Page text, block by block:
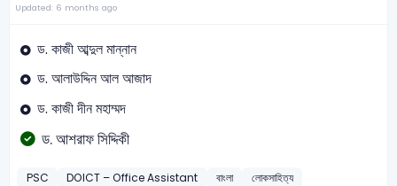
Updated: 6 months ago
ড. কাজী আব্দুল মান্নান
ড. আলাউদ্দিন আল আজাদ
ড. কাজী দীন মহাম্মদ
ড. আশরাফ সিদ্দিকী
PSC DOICT – Office Assistant বাংলা লোকসাহিত্য